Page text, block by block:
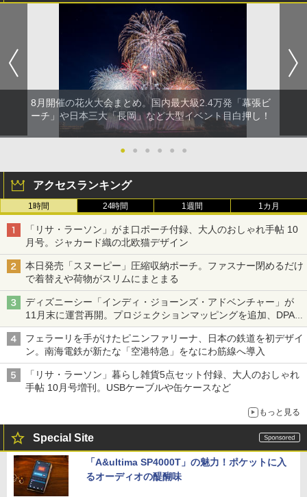
8月開催の花火大会まとめ。国内最大級2.4万発「幕張ビ
ーチ」や日本三大「長岡」など大型イベント目白押し！
● ● ● ● ● ●
アクセスランキング
1時間 24時間 1週間 1カ月
「リサ・ラーソン」がま口ポーチ付録、大人のおしゃれ手帖 10
月号。ジャカード織の北欧猫デザイン
本日発売「スヌーピー」圧縮収納ポーチ。ファスナー閉めるだけ
で着替えや荷物がスリムにまとまる
ディズニーシー「インディ・ジョーンズ・アドベンチャー」が
11月末に運営再開。プロジェクションマッピングを追加、DPA
は1500円
フェラーリを手がけたピニンファリーナ、日本の鉄道を初デザイ
ン。南海電鉄が新たな「空港特急」をなにわ筋線へ導入
「リサ・ラーソン」暮らし雑貨5点セット付録、大人のおしゃれ
手帖 10月号増刊。USBケーブルや缶ケースなど
もっと見る
Special Site
「A&ultima SP4000T」の魅力！ポケットに入
るオーディオの醍醐味